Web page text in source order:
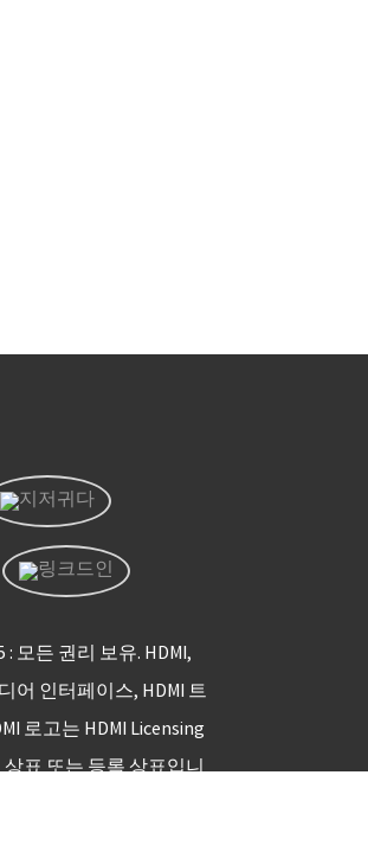
모든 권리 보유. HDMI,
어 인터페이스, HDMI 트
로고는 HDMI Licensing
표 또는 등록 상표입니